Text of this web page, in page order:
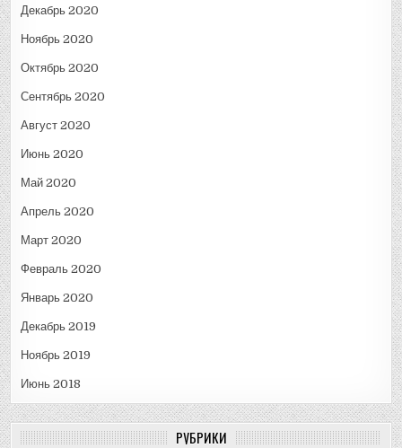
Декабрь 2020
Ноябрь 2020
Октябрь 2020
Сентябрь 2020
Август 2020
Июнь 2020
Май 2020
Апрель 2020
Март 2020
Февраль 2020
Январь 2020
Декабрь 2019
Ноябрь 2019
Июнь 2018
РУБРИКИ